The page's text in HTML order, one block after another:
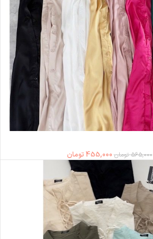
565,000 تومان455,000 تومان